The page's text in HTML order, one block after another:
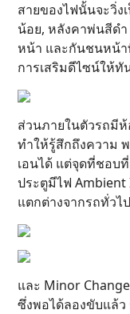
สายของไฟนั้นจะวิ่ง
น้อย, หลังคาพ่นสีดำ
หน้า และกันชนหน้า
การเสริมดีไซน์ให้
ส่วนภายในตัวรถมี
ทำให้รู้สึกถึงความ
เอนได้ แต่จุดที่ชอบ
ประตูมีไฟ
แตกต่างจากรถทั่วไป
และ Minor
ซึ่งพอได้ลองขับแล้ว